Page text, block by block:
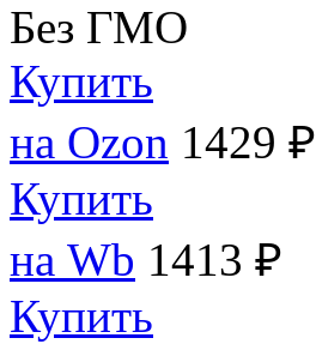
Без ГМО
Купить
на Ozon 1429 ₽
Купить
на Wb 1413 ₽
Купить